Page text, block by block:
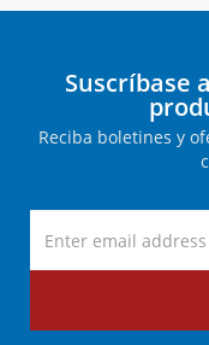
Suscríbase
Reciba boletines y